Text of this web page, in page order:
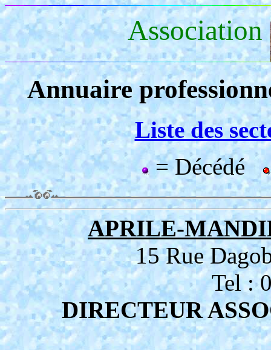
Association
Annuaire
Liste des
= Décédé
APRILE-
15 Rue
Tel :
DIRECTEUR